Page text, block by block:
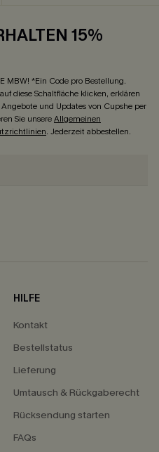
15%
MBW! *Ein Code pro Bestellung.
diese Schaltfläche klicken, erklären
und Updates von Cupshe per
Sie unsereAllgemeinen
. Jederzeit abbestellen.
HILFE
Kontakt
Bestellstatus
Lieferung
Umtausch & Rückgaberecht
Rücksendung starten
FAQs